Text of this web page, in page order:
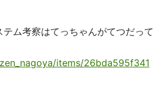
ム考察はてっちゃんがてつだって
items/26bda595f341